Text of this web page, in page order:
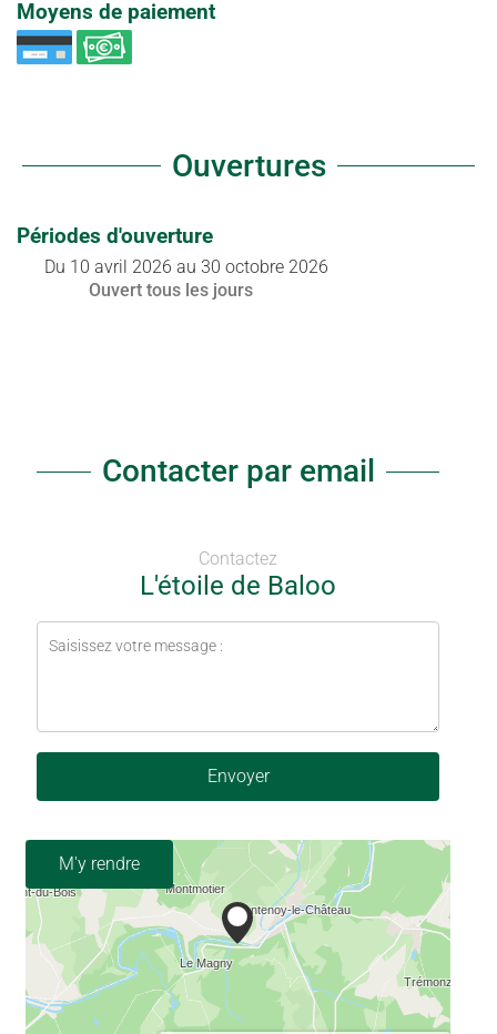
Moyens de paiement
Ouvertures
Périodes d'ouverture
Du 10 avril 2026 au 30 octobre 2026
Ouvert tous les jours
Contacter par email
Contactez
L'étoile de Baloo
Envoyer
M'y rendre